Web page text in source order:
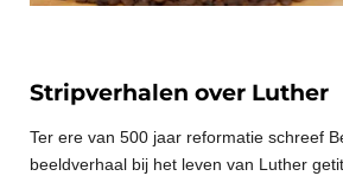
Stripverhalen over Luther
Ter ere van 500 jaar reformatie schreef
beeldverhaal bij het leven van Luther